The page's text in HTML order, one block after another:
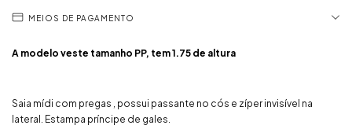
MEIOS DE PAGAMENTO
A modelo veste tamanho PP, tem 1.75 de altura
Saia mídi com pregas , possui passante no cós e zíper invisível na
lateral. Estampa príncipe de gales.